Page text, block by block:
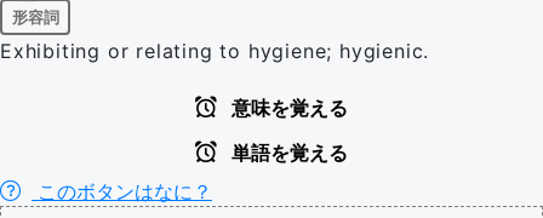
形容詞
Exhibiting or relating to hygiene; hygienic.
意味を覚える
単語を覚える
このボタンはなに？